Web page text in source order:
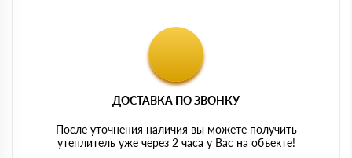
ДОСТАВКА ПО ЗВОНКУ
После уточнения наличия вы можете получить
утеплитель уже через 2 часа у Вас на объекте!